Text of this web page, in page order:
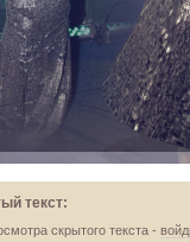
текст:
скрытого текста -